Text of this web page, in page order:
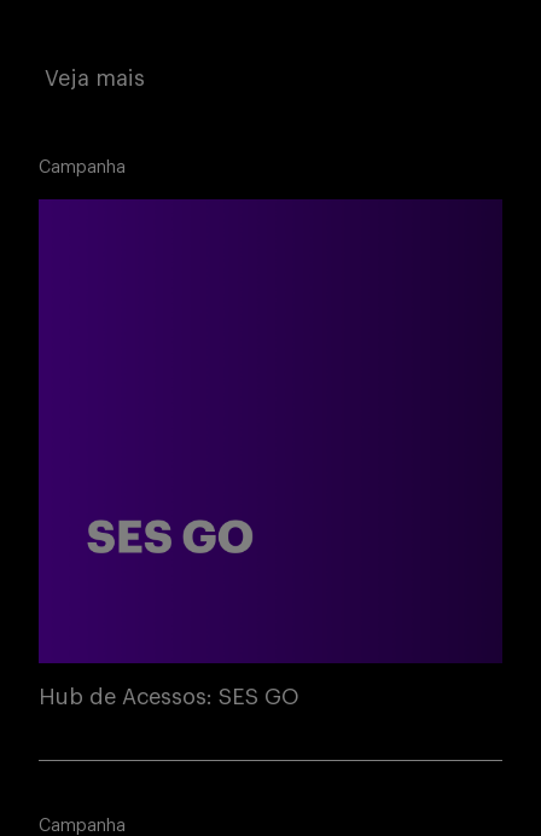
Veja mais
Campanha
Hub de Acessos: SES GO
Campanha